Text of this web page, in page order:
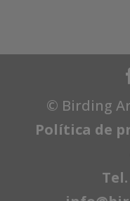
© Birding
Política de
Tel.